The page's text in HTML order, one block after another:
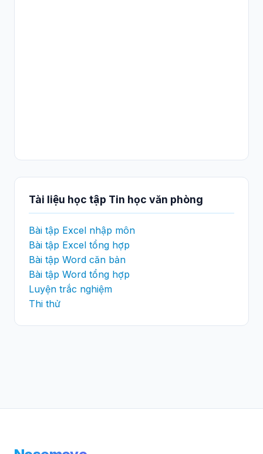
Tài liệu học tập Tin học văn phòng
Bài tập Excel nhập môn
Bài tập Excel tổng hợp
Bài tập Word căn bản
Bài tập Word tổng hợp
Luyện trắc nghiệm
Thi thử